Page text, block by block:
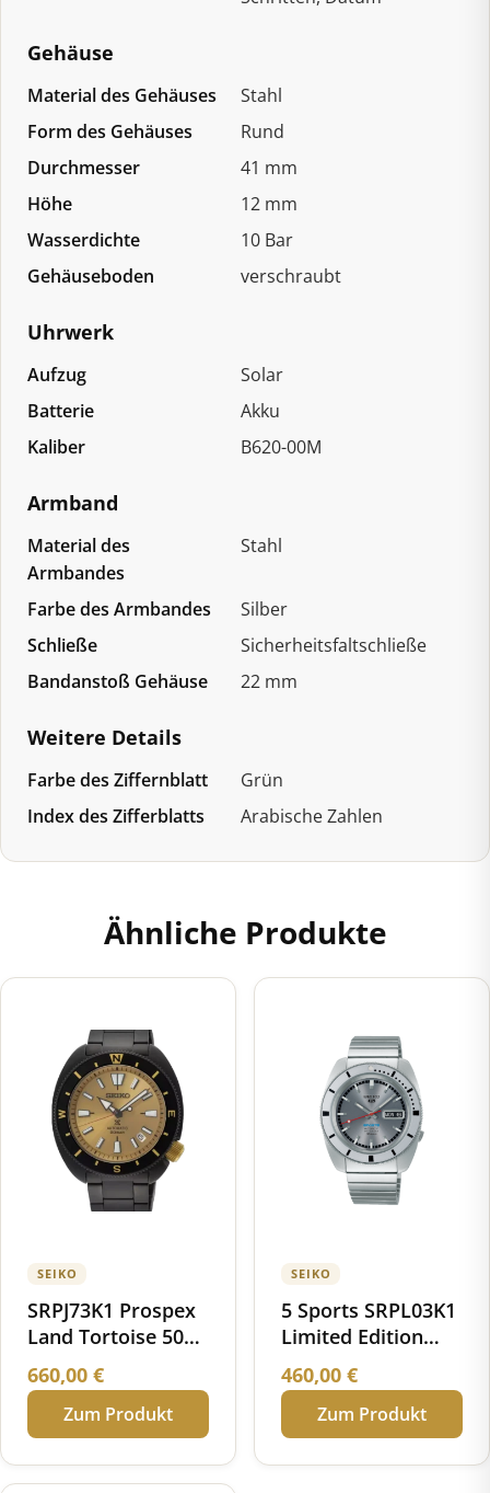
Gehäuse
Material des Gehäuses
Stahl
Form des Gehäuses
Rund
Durchmesser
41 mm
Höhe
12 mm
Wasserdichte
10 Bar
Gehäuseboden
verschraubt
Uhrwerk
Aufzug
Solar
Batterie
Akku
Kaliber
B620-00M
Armband
Material des
Armbandes
Stahl
Farbe des Armbandes
Silber
Schließe
Sicherheitsfaltschließe
Bandanstoß Gehäuse
22 mm
Weitere Details
Farbe des Ziffernblatt
Grün
Index des Zifferblatts
Arabische Zahlen
Ähnliche Produkte
SEIKO
SRPJ73K1 Prospex
Land Tortoise 50
Jahre Seiko
Deutschland
Limited Edition
660,00 €
Zum Produkt
SEIKO
5 Sports SRPL03K1
Limited Edition
1968 Recreation
460,00 €
Zum Produkt